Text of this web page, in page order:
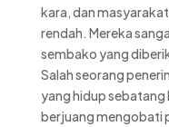
kara, dan
rendah. Mereka
sembako yang
Salah seorang
yang hidup sebatang
berjuang mengobati